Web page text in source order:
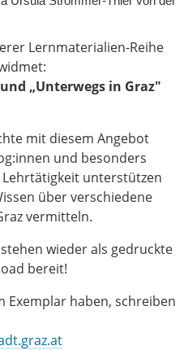
Lernmaterialien-Reihe
„Unterwegs in Graz"
mit diesem Angebot
und besonders
unterstützen
über verschiedene
vermitteln.
wieder als gedruckte
bereit!
Exemplar haben, schreiben